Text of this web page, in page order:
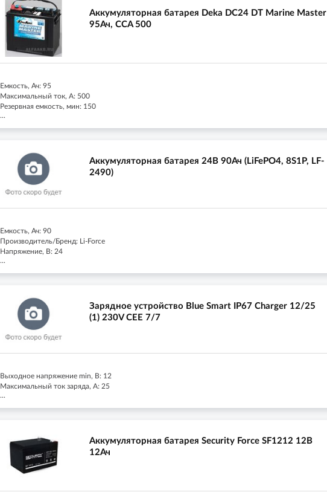
Аккумуляторная батарея Deka DC24 DT Marine Master
95Ач, CCA 500
Емкость, Ач: 95
Максимальный ток, А: 500
Резервная емкость, мин: 150
...
Аккумуляторная батарея 24В 90Ач (LiFePO4, 8S1P, LF-
2490)
Емкость, Ач: 90
Производитель/Бренд: Li-Force
Напряжение, В: 24
...
Зарядное устройство Blue Smart IP67 Charger 12/25
(1) 230V CEE 7/7
Выходное напряжение min, В: 12
Максимальный ток заряда, А: 25
...
Аккумуляторная батарея Security Force SF1212 12В
12Ач